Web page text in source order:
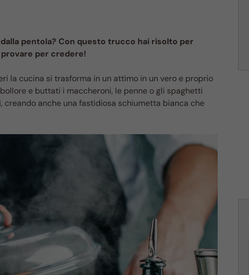
pentola? Con questo trucco hai risolto per
per credere!
la cucina si trasforma in un attimo in un vero e proprio
e buttati i maccheroni, le penne o gli spaghetti
anche una fastidiosa schiumetta bianca che